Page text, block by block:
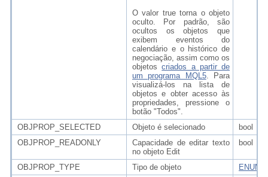
O valor true torna o objeto
oculto. Por padrão, são
ocultos os objetos que
exibem eventos do
calendário e o histórico de
negociação, assim como os
objetoscriados a partir de
um programa MQL5. Para
visualizá-los na lista de
objetos e obter acesso às
propriedades, pressione o
botão "Todos".
OBJPROP_SELECTED Objeto é selecionado
bool
OBJPROP_READONLY
Capacidade de editar texto
no objeto Edit
bool
OBJPROP_TYPE Tipo de objeto